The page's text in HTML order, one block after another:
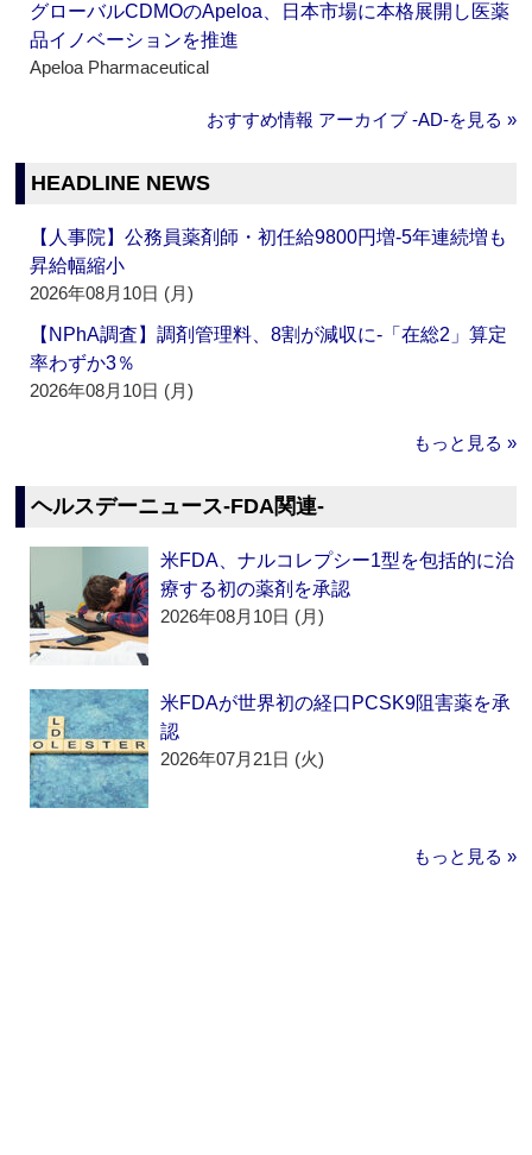
グローバルCDMOのApeloa、日本市場に本格展開し医薬
品イノベーションを推進
Apeloa Pharmaceutical
おすすめ情報 アーカイブ ‐AD‐を見る »
HEADLINE NEWS
【人事院】公務員薬剤師・初任給9800円増‐5年連続増も
昇給幅縮小
2026年08月10日 (月)
【NPhA調査】調剤管理料、8割が減収に‐「在総2」算定
率わずか3％
2026年08月10日 (月)
もっと見る »
ヘルスデーニュース‐FDA関連‐
米FDA、ナルコレプシー1型を包括的に治
療する初の薬剤を承認
2026年08月10日 (月)
米FDAが世界初の経口PCSK9阻害薬を承
認
2026年07月21日 (火)
もっと見る »